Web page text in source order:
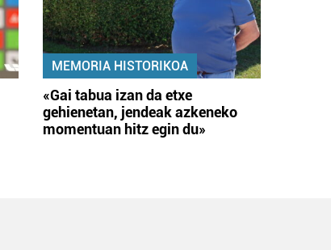
MEMORIA HISTORIKOA
«Gai tabua izan da etxe
gehienetan, jendeak azkeneko
momentuan hitz egin du»